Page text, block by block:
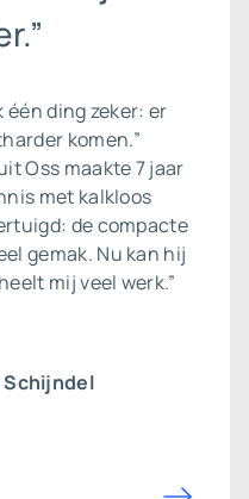
één ding zeker: er
komen.”
Oss maakte 7 jaar
met kalkloos
de compacte
gemak. Nu kan hij
mij veel werk.”
Schijndel